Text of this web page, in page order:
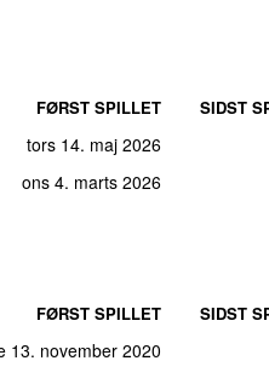
FØRST SPILLET SIDST
tors 14. maj 2026
ons 4. marts 2026
FØRST SPILLET SIDST
13. november 2020